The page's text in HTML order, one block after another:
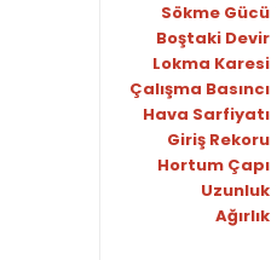
Sökme Gücü
Boştaki Devir
Lokma Karesi
Çalışma Basıncı
Hava Sarfiyatı
Giriş Rekoru
Hortum Çapı
Uzunluk
Ağırlık